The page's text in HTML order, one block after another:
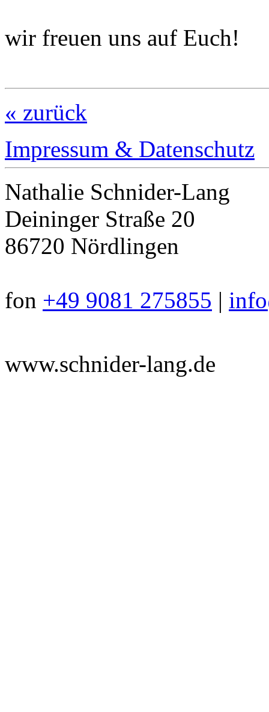
wir freuen uns auf Euch!
« zurück
Impressum & Datenschutz
Nathalie Schnider-Lang
Deininger Straße 20
86720 Nördlingen
fon +49 9081 275855 |
www.schnider-lang.de